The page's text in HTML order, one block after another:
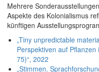
Mehrere
Aspekte des Kolonialismus
künftigen
„Tiny unpredictable
Perspektiven auf
75)“, 2022
„Stimmen.